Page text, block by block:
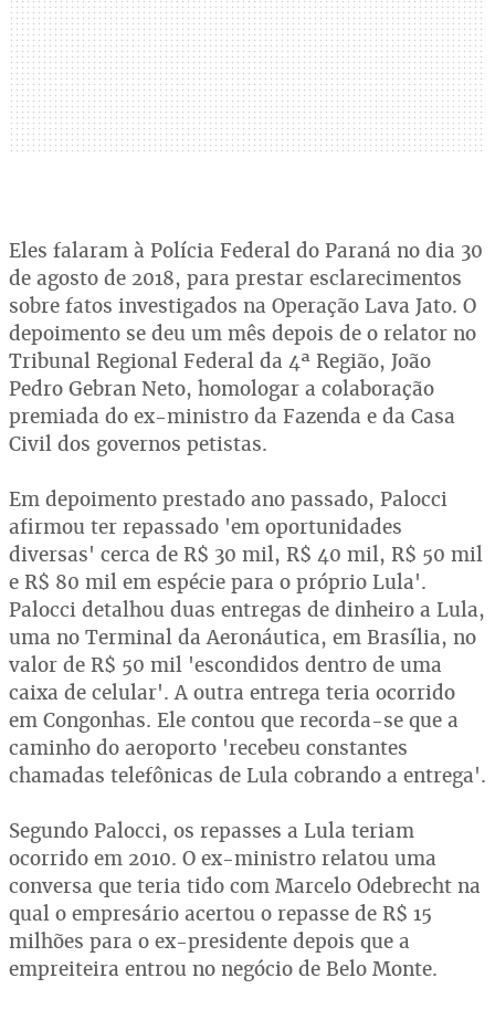
Eles falaram à Polícia Federal do Paraná no dia 30
de agosto de 2018, para prestar esclarecimentos
sobre fatos investigados na Operação Lava Jato. O
depoimento se deu um mês depois de o relator no
Tribunal Regional Federal da 4ª Região, João
Pedro Gebran Neto, homologar a colaboração
premiada do ex-ministro da Fazenda e da Casa
Civil dos governos petistas.
Em depoimento prestado ano passado, Palocci
afirmou ter repassado 'em oportunidades
diversas' cerca de R$ 30 mil, R$ 40 mil, R$ 50 mil
e R$ 80 mil em espécie para o próprio Lula'.
Palocci detalhou duas entregas de dinheiro a Lula,
uma no Terminal da Aeronáutica, em Brasília, no
valor de R$ 50 mil 'escondidos dentro de uma
caixa de celular'. A outra entrega teria ocorrido
em Congonhas. Ele contou que recorda-se que a
caminho do aeroporto 'recebeu constantes
chamadas telefônicas de Lula cobrando a entrega'.
Segundo Palocci, os repasses a Lula teriam
ocorrido em 2010. O ex-ministro relatou uma
conversa que teria tido com Marcelo Odebrecht na
qual o empresário acertou o repasse de R$ 15
milhões para o ex-presidente depois que a
empreiteira entrou no negócio de Belo Monte.